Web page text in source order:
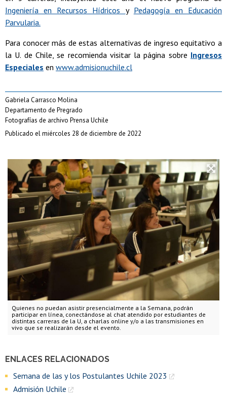
Quienes no puedan asistir presencialmente a la Semana, podrán
participar en línea, conectándose al chat atendido por estudiantes de
distintas carreras de la U, a charlas online y/o a las transmisiones en
vivo que se realizarán desde el evento.
ENLACES RELACIONADOS
Semana de las y los Postulantes Uchile 2023
Admisión Uchile
Ingeniería en Recursos Hídricos y Pedagogía en Educación
Parvularia.
Para conocer más de estas alternativas de ingreso equitativo a
la U. de Chile, se recomienda visitar la página sobre Ingresos
Especiales en www.admisionuchile.cl
Gabriela Carrasco Molina
Departamento de Pregrado
Fotografías de archivo Prensa Uchile
Publicado el miércoles 28 de diciembre de 2022